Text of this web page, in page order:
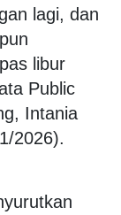
lagi, dan
libur
Public
Intania
2026).